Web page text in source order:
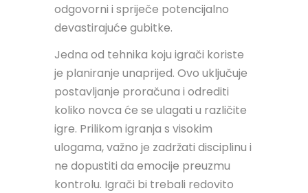
odgovorni i spriječe potencijalno
devastirajuće gubitke.
Jedna od tehnika koju igrači koriste
je planiranje unaprijed. Ovo uključuje
postavljanje proračuna i odrediti
koliko novca će se ulagati u različite
igre. Prilikom igranja s visokim
ulogama, važno je zadržati disciplinu i
ne dopustiti da emocije preuzmu
kontrolu. Igrači bi trebali redovito